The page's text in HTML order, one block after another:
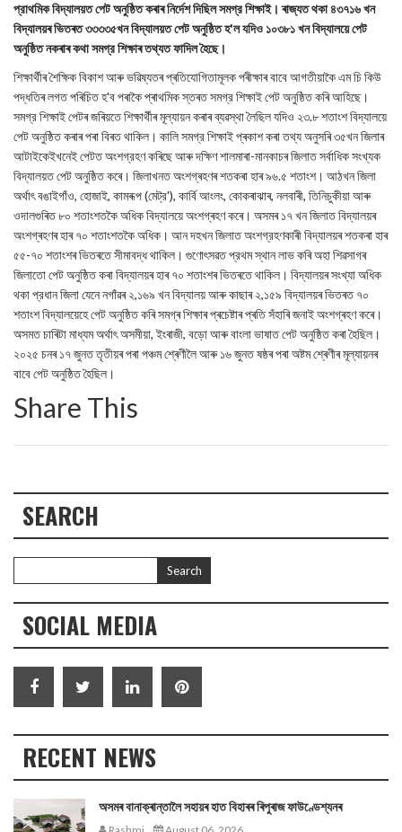
প্রাথমিক বিদ্যালয়ত পেট অনুষ্ঠিত কৰাৰ নিৰ্দেশ দিছিল সমগ্র শিক্ষাই। ৰাজ্যত থকা ৪৩৭১৬ খন
বিদ্যালয়ৰ ভিতৰত ৩৩৩৩৫খন বিদ্যালয়ত পেট অনুষ্ঠিত হ'ল যদিও ১০৩৮১ খন বিদ্যালয়ে পেট
অনুষ্ঠিত নকৰাৰ কথা সমগ্র শিক্ষাৰ তথ্যত ফাদিল হৈছে।
শিক্ষার্থীৰ শৈক্ষিক বিকাশ আৰু ভৱিষ্যতৰ প্ৰতিযোগিতামূলক পৰীক্ষাৰ বাবে আগতীয়াকৈ এম চি কিউ
পদ্ধতিৰ লগত পৰিচিত হ'ব পৰাকৈ প্ৰাথমিক স্তৰত সমগ্র শিক্ষাই পেট অনুষ্ঠিত কৰি আহিছে।
সমগ্র শিক্ষাই পেটৰ জৰিয়তে শিক্ষাৰ্থীৰ মূল্যায়ন কৰাৰ ব্যৱস্থা লৈছিল যদিও ২৩.৮ শতাংশ বিদ্যালয়ে
পেট অনুষ্ঠিত কৰাৰ পৰা বিৰত থাকিল। কালি সমগ্র শিক্ষাই প্ৰকাশ কৰা তথ্য অনুসৰি ৩৫খন জিলাৰ
আটাইকেইখনেই পেটত অংশগ্রহণ কৰিছে আৰু দক্ষিণ শালমাৰা-মানকাচৰ জিলাত সর্বাধিক সংখ্যক
বিদ্যালয়ত পেট অনুষ্ঠিত কৰে। জিলাখনত অংশগ্ৰহণৰ শতকৰা হাৰ ৯৬.৫ শতাংশ। আঠখন জিলা
অর্থাৎ বঙাইগাঁও, হোজাই, কামৰূপ (মেট্র'), কাৰ্বি আংলং, কোকৰাঝাৰ, নলবাৰী, তিনিচুকীয়া আৰু
ওদালগুৰিত ৮০ শতাংশতকৈ অধিক বিদ্যালয়ে অংশগ্ৰহণ কৰে। অসমৰ ১৭ খন জিলাত বিদ্যালয়ৰ
অংশগ্ৰহণৰ হাৰ ৭০ শতাংশতকৈ অধিক। আন দহখন জিলাত অংশগ্রহণকাৰী বিদ্যালয়ৰ শতকৰা হাৰ
৫৫-৭০ শতাংশৰ ভিতৰতে সীমাবদ্ধ থাকিল। গুণোৎসৱত প্রথম স্থান লাভ কৰি অহা শিৱসাগৰ
জিলাতো পেট অনুষ্ঠিত কৰা বিদ্যালয়ৰ হাৰ ৭০ শতাংশৰ ভিতৰতে থাকিল। বিদ্যালয়ৰ সংখ্যা অধিক
থকা প্রধান জিলা যেনে নগাঁৱৰ ২,১৬৯ খন বিদ্যালয় আৰু কাছাৰ ২,১৫৯ বিদ্যালয়ৰ ভিতৰত ৭০
শতাংশ বিদ্যালয়েহে পেট অনুষ্ঠিত কৰি সমগ্ৰ শিক্ষাৰ প্ৰচেষ্টাৰ প্ৰতি সঁহাৰি জনাই অংশগ্ৰহণ কৰে।
অসমত চাৰিটা মাধ্যম অর্থাৎ অসমীয়া, ইংৰাজী, বড়ো আৰু বাংলা ভাষাত পেট অনুষ্ঠিত কৰা হৈছিল।
২০২৫ চনৰ ১৭ জুনত তৃতীয়ৰ পৰা পঞ্চম শ্ৰেণীলৈ আৰু ১৬ জুনত ষষ্ঠৰ পৰা অষ্টম শ্ৰেণীৰ মূল্যায়নৰ
বাবে পেট অনুষ্ঠিত হৈছিল।
Share This
SEARCH
SOCIAL MEDIA
RECENT NEWS
অসমৰ বানাক্ৰান্তালৈ সহায়ৰ হাত বিহাৰৰ ৰিপুৰাজ ফাউণ্ডেশ্যনৰ